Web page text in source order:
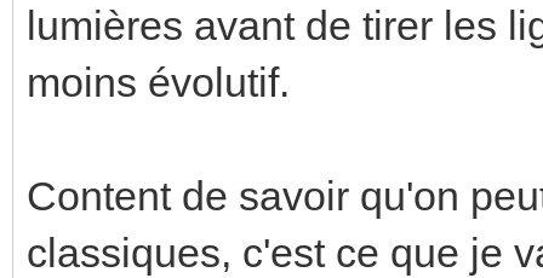
lumières avant de tirer les
moins évolutif.
Content de savoir qu'on
classiques, c'est ce que je